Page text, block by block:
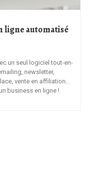
ligne automatisé
un seul logiciel tout-en-
newsletter,
vente en affiliation…
business en ligne !